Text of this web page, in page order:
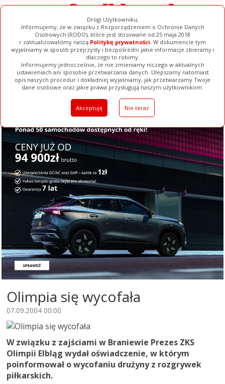
Drogi Użytkowniku,
Informujemy, że w związku z Rozporządzeniem o Ochronie Danych
Osobowych (RODO), które jest stosowane od 25 maja 2018
r.zaktualizowaliśmy naszą Politykę prywatności. W dokumencie tym
wyjaśniamy w sposób przejrzysty i bezpośredni jakie informacje zbieramy i
dlaczego to robimy.
Informujemy jednocześnie, że nie zmieniamy niczego w aktualnych
ustawieniach ani sposobie przetwarzania danych. Ulepszamy natomiast
opis naszych procedur i dokładniej wyjaśniamy, jak przetwarzamy Twoje
dane osobowe oraz jakie prawa przysługują naszym użytkownikom.
Akceptuję Nie teraz
Ogłoszenia Filmy Galerie Baza Firm Pełna Wersja
Olimpia się wycofała
07.09.2004 00:00
W związku z zajściami w Braniewie Prezes ZKS
Olimpii Elbląg wydał oświadczenie, w którym
poinformował o wycofaniu drużyny z rozgrywek
piłkarskich.